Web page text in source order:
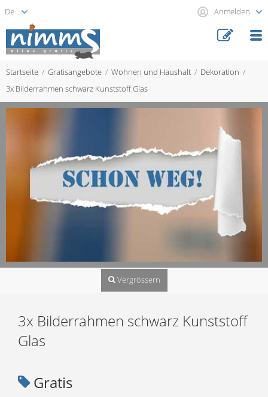
Anmelden
Startseite Gratisangebote Wohnen und Haushalt
Dekoration
3x Bilderrahmen schwarz Kunststoff Glas
Vergrössern
3x Bilderrahmen schwarz Kunststoff
Glas
Gratis